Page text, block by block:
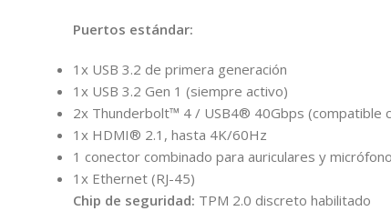
Puertos estándar:
1x USB 3.2 de primera generación
1x USB 3.2 Gen 1 (siempre activo)
2x Thunderbolt™ 4 / USB4® 40Gbps (compatible
1x HDMI® 2.1, hasta 4K/60Hz
1 conector combinado para auriculares y
1x Ethernet (RJ-45)
Chip de seguridad: TPM 2.0 discreto habilitado